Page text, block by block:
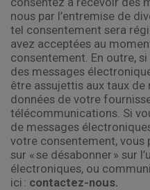
nous par l’entremise de
tel consentement sera
avez acceptées au
consentement. En outre,
des messages
être assujettis aux taux
données de votre
télécommunications. Si
de messages
votre consentement, vous
sur « se désabonner » sur
électroniques, ou
ici : contactez-nous.